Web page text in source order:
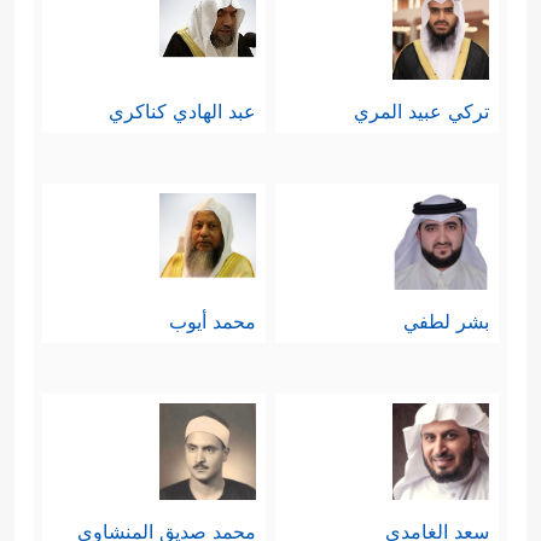
ومن ثَمَّ وجب رفع الغطاء عنهم وكشف
مخططاتهم وارتباطاتهم ومحاولاتهم
عَلَیۡكَ وَرَحۡمَتُهُۥ لَهَمَّت طَّاۤىِٕفَةࣱ مِّنۡهُمۡ أَن یُضِلُّوكَ وَمَا
یُضِلُّونَ إِلَّاۤ أَنفُسَهُمۡۖ وَمَا یَضُرُّونَكَ مِن شَیۡءࣲۚ﴾
كان هذا في حقِّ المعصوم صلوات الله
والأمراء أَولَى بالحيطة.
سابعًا: الابتعاد عن النجوى، وهي
المحادثات الجانبيَّة في الشأن العام
تركي عبيد المري عبد الهادي كناكري
بشر لطفي محمد أيوب
سعد الغامدي محمد صديق المنشاوي